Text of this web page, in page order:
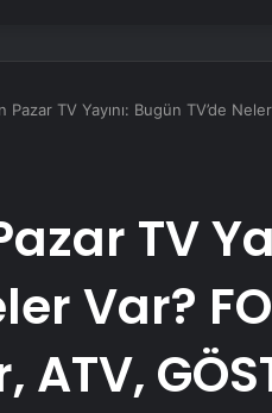
Pazar TV Yayını: Bugün TV’de
TV
Var?
ATV,